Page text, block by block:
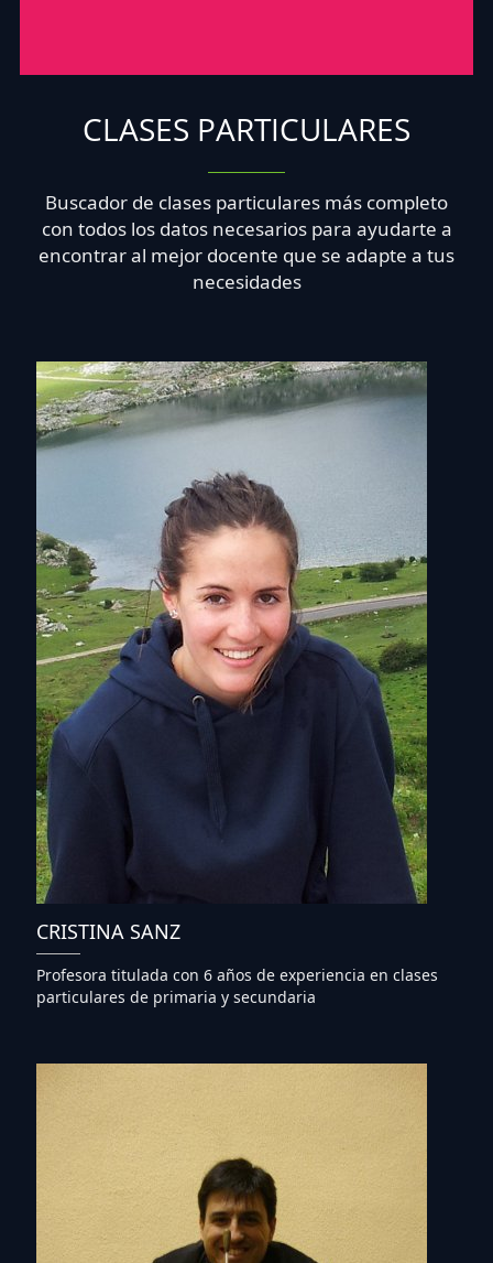
CLASES PARTICULARES
Buscador de clases particulares más completo
con todos los datos necesarios para ayudarte a
encontrar al mejor docente que se adapte a tus
necesidades
CRISTINA SANZ
Profesora titulada con 6 años de experiencia en clases
particulares de primaria y secundaria